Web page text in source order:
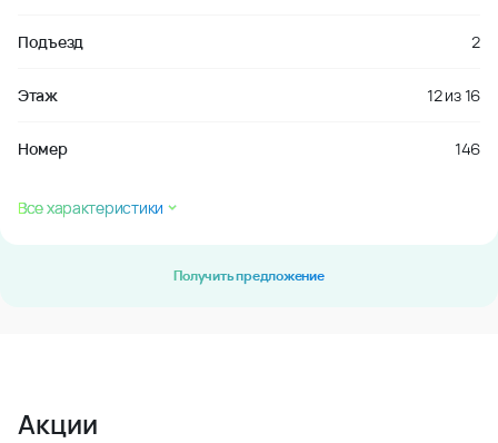
Подъезд 2
Этаж 12из16
Номер 146
Все характеристики
Получить предложение
Акции